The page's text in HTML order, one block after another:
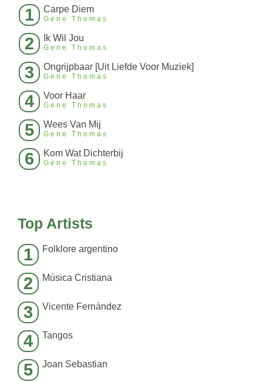
1 Carpe Diem
Gene Thomas
2 Ik Wil Jou
Gene Thomas
3 Ongrijpbaar [Uit Liefde Voor Muziek]
Gene Thomas
4 Voor Haar
Gene Thomas
5 Wees Van Mij
Gene Thomas
6 Kom Wat Dichterbij
Gene Thomas
Top Artists
1 Folklore argentino
2 Música Cristiana
3 Vicente Fernández
4 Tangos
5 Joan Sebastian